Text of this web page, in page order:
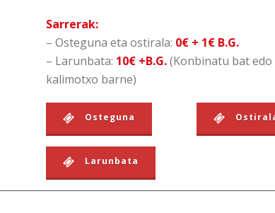
Sarrerak:
– Osteguna eta ostirala: 0€ + 1€ B.G.
– Larunbata: 10€ +B.G.(Konbinatu bat edo
kalimotxo barne)
Osteguna
Larunbata